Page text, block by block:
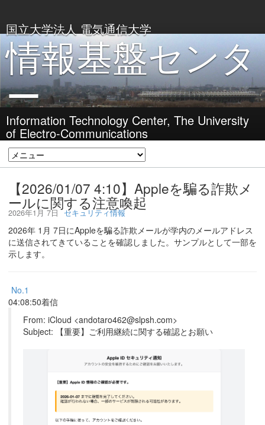
国立大学法人 電気通信大学
情報基盤センタ
ー
Information Technology Center, The University
of Electro-Communications
【2026/01/07 4:10】Appleを騙る詐欺メ
ールに関する注意喚起
2026年1月 7日 セキュリティ情報
2026年 1月 7日にAppleを騙る詐欺メールが学内のメールアドレス
に送信されてきていることを確認しました。サンプルとして一部を
示します。
No.1
04:08:50着信
From: iCloud <andotaro462@slpsh.com>
Subject: 【重要】ご利用継続に関する確認とお願い